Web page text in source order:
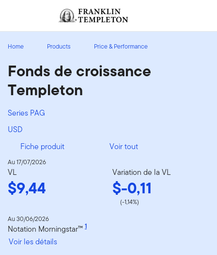
Header menu toggle
Ouverture de session
Home Products Price & Performance
Fonds de croissance
Templeton
Series PAG
USD
Fiche produit
Voir tout
Au 17/07/2026
VL
$9,44
Variation de la VL
$-0,11
(-1,14%)
Au 30/06/2026
Notation Morningstar™ 1
Voir les détails